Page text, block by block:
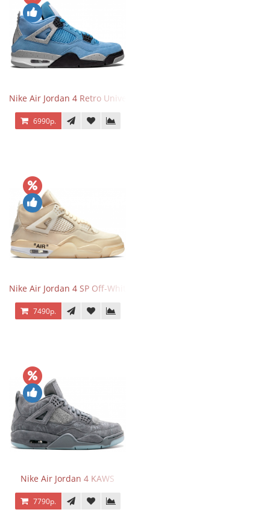
Nike Air Jordan 4 Retro University Blue
6990р.
Nike Air Jordan 4 SP Off-White Sail
7490р.
Nike Air Jordan 4 KAWS
7790р.